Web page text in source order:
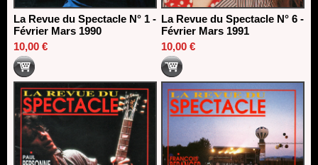
La Revue du Spectacle N° 1 -
Février Mars 1990
10,00 €
La Revue du Spectacle N° 6 -
Février Mars 1991
10,00 €